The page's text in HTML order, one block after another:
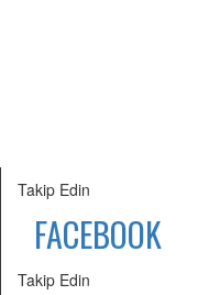
Takip Edin
FACEBOOK
Takip Edin